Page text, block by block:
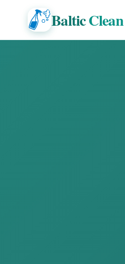
BalticClean